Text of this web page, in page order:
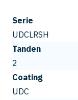
Serie
UDCLRSH
Tanden
2
Coating
UDC